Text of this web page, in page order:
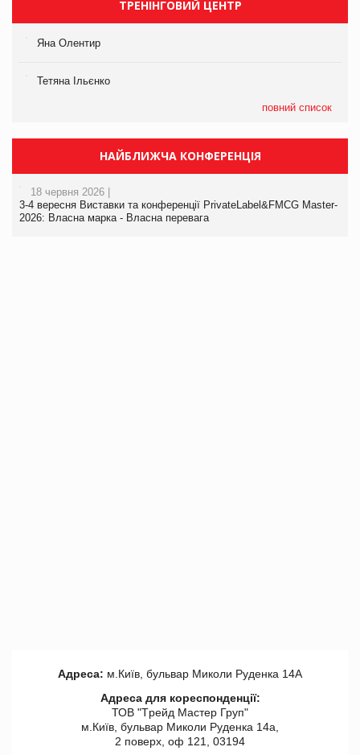
ТРЕНІНГОВИЙ ЦЕНТР
Яна Олентир
Тетяна Ільєнко
повний список
НАЙБЛИЖЧА КОНФЕРЕНЦІЯ
18 червня 2026 |
3-4 вересня Виставки та конференції PrivateLabel&FMCG Master-
2026: Власна марка - Власна перевага
Адреса: м.Київ, бульвар Миколи Руденка 14А
Адреса для кореспонденції:
ТОВ "Tрейд Мастер Груп"
м.Київ, бульвар Миколи Руденка 14а,
2 поверх, оф 121, 03194